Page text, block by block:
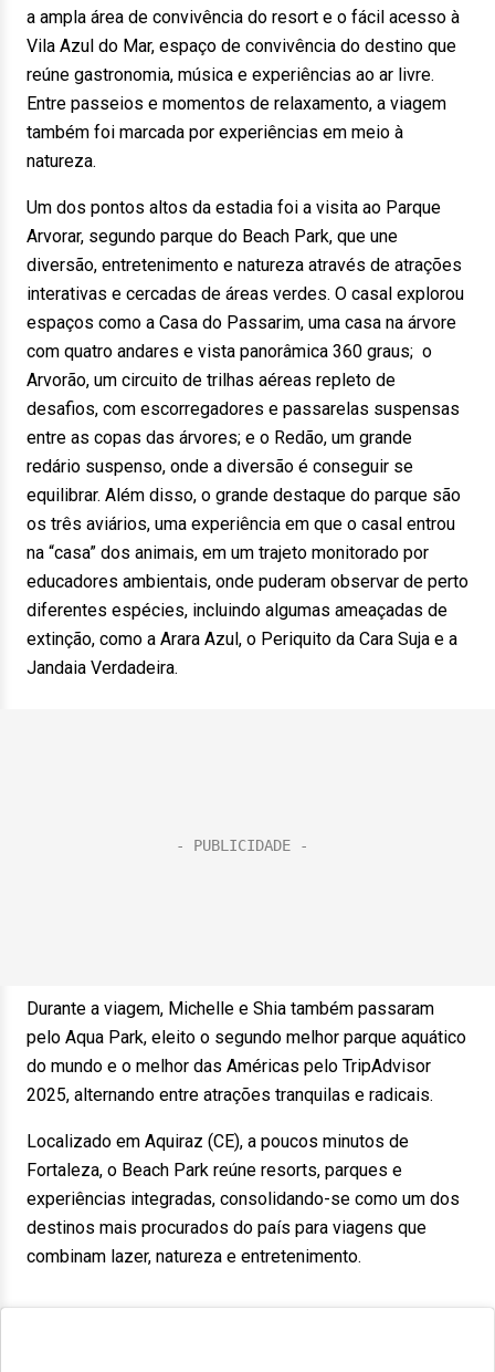
a ampla área de convivência do resort e o fácil acesso à
Vila Azul do Mar, espaço de convivência do destino que
reúne gastronomia, música e experiências ao ar livre.
Entre passeios e momentos de relaxamento, a viagem
também foi marcada por experiências em meio à
natureza.
Um dos pontos altos da estadia foi a visita ao Parque
Arvorar, segundo parque do Beach Park, que une
diversão, entretenimento e natureza através de atrações
interativas e cercadas de áreas verdes. O casal explorou
espaços como a Casa do Passarim, uma casa na árvore
com quatro andares e vista panorâmica 360 graus; o
Arvorão, um circuito de trilhas aéreas repleto de
desafios, com escorregadores e passarelas suspensas
entre as copas das árvores; e o Redão, um grande
redário suspenso, onde a diversão é conseguir se
equilibrar. Além disso, o grande destaque do parque são
os três aviários, uma experiência em que o casal entrou
na “casa” dos animais, em um trajeto monitorado por
educadores ambientais, onde puderam observar de perto
diferentes espécies, incluindo algumas ameaçadas de
extinção, como a Arara Azul, o Periquito da Cara Suja e a
Jandaia Verdadeira.
Durante a viagem, Michelle e Shia também passaram
pelo Aqua Park, eleito o segundo melhor parque aquático
do mundo e o melhor das Américas pelo TripAdvisor
2025, alternando entre atrações tranquilas e radicais.
Localizado em Aquiraz (CE), a poucos minutos de
Fortaleza, o Beach Park reúne resorts, parques e
experiências integradas, consolidando-se como um dos
destinos mais procurados do país para viagens que
combinam lazer, natureza e entretenimento.